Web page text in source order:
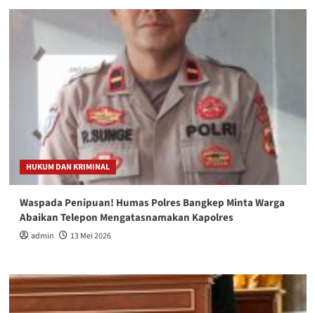
HUKUM DAN KRIMINAL
Waspada Penipuan! Humas Polres Bangkep Minta Warga
Abaikan Telepon Mengatasnamakan Kapolres
admin 13 Mei 2026